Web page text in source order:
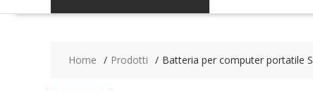
Home Prodotti Batteria per computer portatile